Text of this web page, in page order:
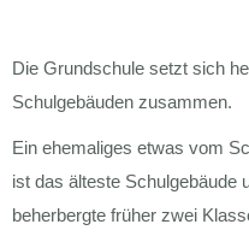
Die Grundschule setzt sich
Schulgebäuden zusammen.
Ein ehemaliges etwas vom
ist das älteste Schulgebäude
beherbergte früher zwei